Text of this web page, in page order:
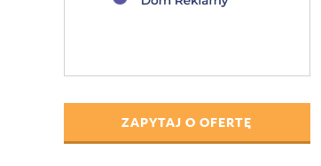
ZAPYTAJ O OFERTĘ